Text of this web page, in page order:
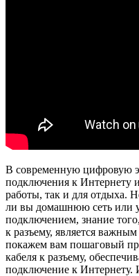
В современную цифровую
подключения к Интернету
работы, так и для отдыха.
ли вы домашнюю сеть или
подключением, знание
к разъему, является
покажем вам пошаговый
кабеля к разъему,
подключение к Интернету.